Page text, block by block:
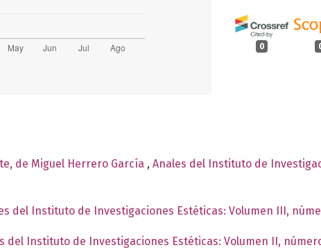
0
de Miguel Herrero García , Anales del Instituto de
del Instituto de Investigaciones Estéticas: Volumen III,
del Instituto de Investigaciones Estéticas: Volumen II,